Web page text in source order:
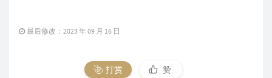
最后修改：2023 年 09 月 16 日
打赏 赞